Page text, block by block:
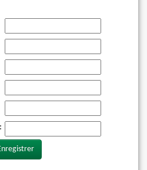
Commentaire éventuel :